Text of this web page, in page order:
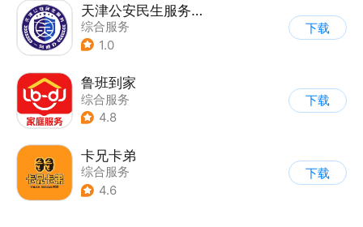
天津公安民生服务平台
综合服务
1.0
下载
鲁班到家
综合服务
4.8
下载
卡兄卡弟
综合服务
4.6
下载